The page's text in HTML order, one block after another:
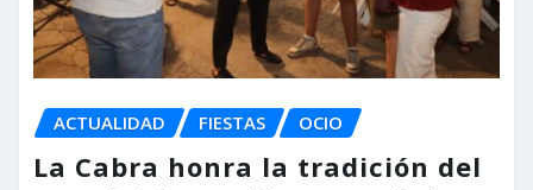
ACTUALIDAD FIESTAS OCIO
La Cabra honra la tradición del